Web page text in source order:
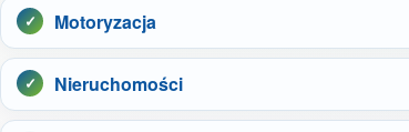
Motoryzacja
Nieruchomości